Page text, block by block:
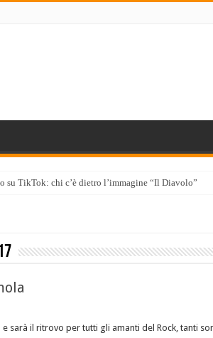
su TikTok: chi c’è dietro l’immagine “Il Diavolo”
sarà il ritrovo per tutti gli amanti del Rock, tanti